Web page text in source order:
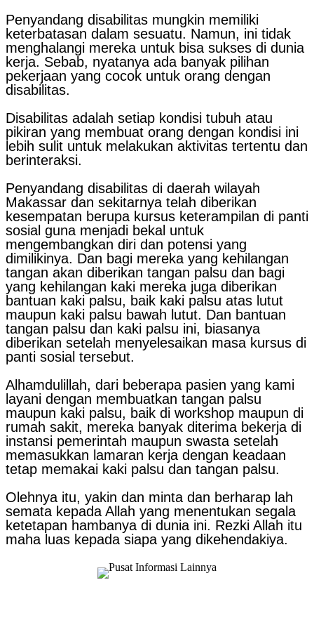
Penyandang disabilitas mungkin memiliki
keterbatasan dalam sesuatu. Namun, ini tidak
menghalangi mereka untuk bisa sukses di dunia
kerja. Sebab, nyatanya ada banyak pilihan
pekerjaan yang cocok untuk orang dengan
disabilitas.
Disabilitas adalah setiap kondisi tubuh atau
pikiran yang membuat orang dengan kondisi ini
lebih sulit untuk melakukan aktivitas tertentu dan
berinteraksi.
Penyandang disabilitas di daerah wilayah
Makassar dan sekitarnya telah diberikan
kesempatan berupa kursus keterampilan di panti
sosial guna menjadi bekal untuk
mengembangkan diri dan potensi yang
dimilikinya. Dan bagi mereka yang kehilangan
tangan akan diberikan tangan palsu dan bagi
yang kehilangan kaki mereka juga diberikan
bantuan kaki palsu, baik kaki palsu atas lutut
maupun kaki palsu bawah lutut. Dan bantuan
tangan palsu dan kaki palsu ini, biasanya
diberikan setelah menyelesaikan masa kursus di
panti sosial tersebut.
Alhamdulillah, dari beberapa pasien yang kami
layani dengan membuatkan tangan palsu
maupun kaki palsu, baik di workshop maupun di
rumah sakit, mereka banyak diterima bekerja di
instansi pemerintah maupun swasta setelah
memasukkan lamaran kerja dengan keadaan
tetap memakai kaki palsu dan tangan palsu.
Olehnya itu, yakin dan minta dan berharap lah
semata kepada Allah yang menentukan segala
ketetapan hambanya di dunia ini. Rezki Allah itu
maha luas kepada siapa yang dikehendakiya.